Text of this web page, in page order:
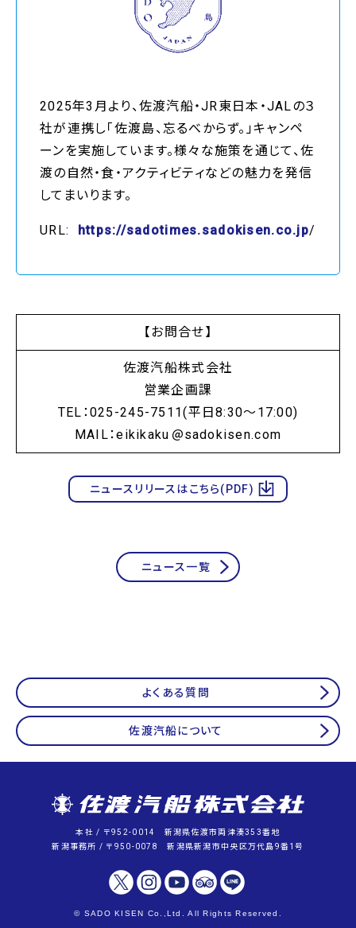
2025年3月より、佐渡汽船・JR東日本・JALの３
社が連携し「佐渡島、忘るべからず。」キャンペ
ーンを実施しています。様々な施策を通じて、佐
渡の自然・食・アクティビティなどの魅力を発信
してまいります。
URL: https://sadotimes.sadokisen.co.jp/
【お問合せ】
佐渡汽船株式会社
営業企画課
TEL：025-245-7511(平日8:30～17:00)
MAIL：eikikaku
sadokisen.com
ニュースリリースはこちら(PDF)
ニュース一覧
よくある質問
佐渡汽船について
本社 / 〒952-0014 新潟県佐渡市両津湊353番地
新潟事務所 / 〒950-0078 新潟県新潟市中央区万代島9番1号
© SADO KISEN Co.,Ltd. All Rights Reserved.